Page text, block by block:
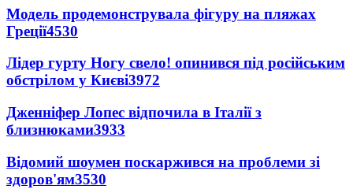
Модель продемонструвала фігуру на пляжах
Греції4530
Лідер гурту Ногу свело! опинився під російським
обстрілом у Києві3972
Дженніфер Лопес відпочила в Італії з
близнюками3933
Відомий шоумен поскаржився на проблеми зі
здоров'ям3530